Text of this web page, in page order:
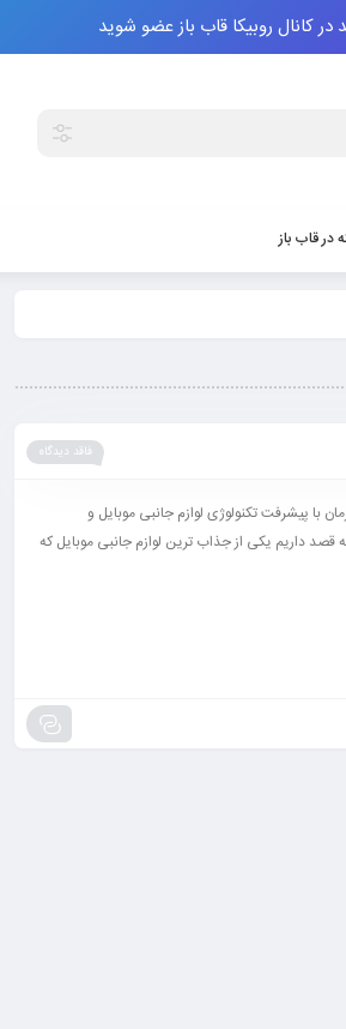
کانال روبیکا قاب باز عضو شوید
قاب باز
فاقد دیدگاه
پیشرفت تکنولوژی لوازم جانبی موبایل و
داریم یکی از جذاب ترین لوازم جانبی موبایل که